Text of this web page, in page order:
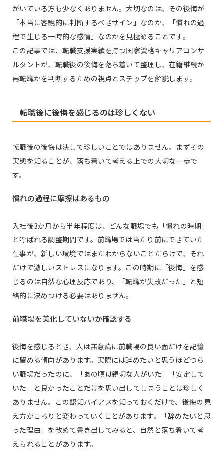
がいている方も少なくありません。大切なのは、その後悔が
「本当に客観的に判断するべきサイン」なのか、「慣れの過
程で生じる一時的な感情」なのかを見極めることです。
この記事では、転職支援実績を持つ国家資格キャリアコンサ
ルタントが、転職後の後悔を落ち着いて整理し、在籍継続か
再転職かを判断するための視点とステップを解説します。
転職後に後悔を感じるのは珍しくない
転職後の後悔は決して珍しいことではありません。まずその
実態を知ることが、落ち着いて考える上での大切な一歩で
す。
慣れの過程に摩擦はあるもの
入社後3か月から半年程度は、どんな職場でも「慣れの時期」
と呼ばれる調整期間です。前職場では当たり前にできていた
仕事が、新しい環境ではまだわからないことだらけで、それ
だけで激しいストレスになります。この時期に「後悔」を感
じるのは自然な心理反応であり、「転職が失敗だった」と短
絡的に決めつける必要はありません。
前職場を美化していないか確認する
後悔を感じるとき、人は無意識に前職場の良い面だけを記憶
に留める傾向があります。実際には辞めたいと思うほどつら
い職場だったのに、「あの頃は親切な人がいた」「安定して
いた」と良かったことだけを思い出してしまうことは珍しく
ありません。この認知バイアスを知っておくだけで、後悔の見
え方がころりと変わっていくことがあります。「辞めたいと思
った理由」を改めて書き出してみると、自然と落ち着いて考
えられることがあります。